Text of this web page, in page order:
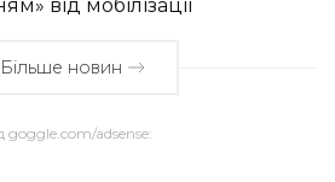
від мобілізації
Більше новин
adsense: